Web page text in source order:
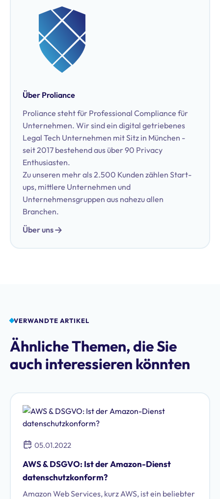
Ansatz sorgt sie für effiziente Prozesse und erfolgreiche
Kampagnen.
Über Proliance
Proliance steht für Professional Compliance für
Unternehmen. Wir sind ein digital getriebenes
Legal Tech Unternehmen mit Sitz in München -
seit 2017 bestehend aus über 90 Privacy
Enthusiasten.
Zu unseren mehr als 2.500 Kunden zählen Start-
ups, mittlere Unternehmen und
Unternehmensgruppen aus nahezu allen
Branchen.
Über uns
VERWANDTE ARTIKEL
Ähnliche Themen, die Sie
auch interessieren könnten
05.01.2022
AWS & DSGVO: Ist der Amazon-Dienst
datenschutzkonform?
Amazon Web Services, kurz AWS, ist ein beliebter